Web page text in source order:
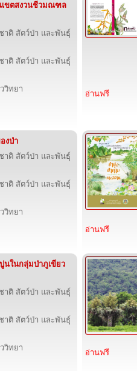
เขตสงวนชีวมณฑล
าติ สัตว์ป่า และพันธุ์
าติ สัตว์ป่า และพันธุ์
วิทยา
อ่านฟรี
งป่า
าติ สัตว์ป่า และพันธุ์
าติ สัตว์ป่า และพันธุ์
วิทยา
อ่านฟรี
นในกลุ่มป่าภูเขียว
าติ สัตว์ป่า และพันธุ์
าติ สัตว์ป่า และพันธุ์
วิทยา
อ่านฟรี